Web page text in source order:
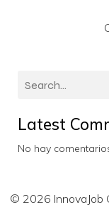
Latest
No hay
© 2026 InnovaJob